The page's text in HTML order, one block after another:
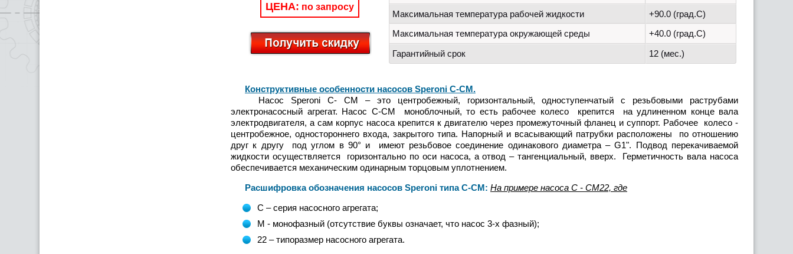
ЦЕНА: по запросу
Максимальная температура рабочей жидкости
+90.0 (град.C)
Максимальная температура окружающей среды
+40.0 (град.C)
Гарантийный срок
12 (мес.)
Конструктивные особенности насосов Speroni С-СМ.
Насос Speroni С- СM – это центробежный, горизонтальный, одноступенчатый с резьбовыми раструбами
электронасосный агрегат. Насос С-СМ моноблочный, то есть рабочее колесо крепится на удлиненном конце вала
электродвигателя, а сам корпус насоса крепится к двигателю через промежуточный фланец и суппорт. Рабочее колесо -
центробежное, одностороннего входа, закрытого типа. Напорный и всасывающий патрубки расположены по отношению
друг к другу под углом в 90° и имеют резьбовое соединение одинакового диаметра – G1". Подвод перекачиваемой
жидкости осуществляется горизонтально по оси насоса, а отвод – тангенциальный, вверх. Герметичность вала насоса
обеспечивается механическим одинарным торцовым уплотнением.
Расшифровка обозначения насосов Speroni типа С-СМ: На примере насоса С - СМ22, где
С – серия насосного агрегата;
М - монофазный (отсутствие буквы означает, что насос 3-х фазный);
22 – типоразмер насосного агрегата.